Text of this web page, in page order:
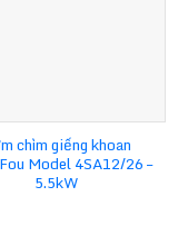
chìm giếng khoan
Model 4SA12/26 –
5.5kW